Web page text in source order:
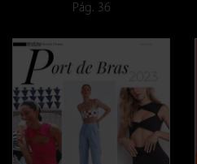
Pág. 36